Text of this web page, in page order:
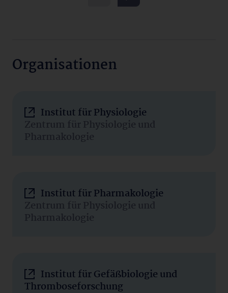
Organisationen
Institut für Physiologie
Zentrum für Physiologie und
Pharmakologie
Institut für Pharmakologie
Zentrum für Physiologie und
Pharmakologie
Institut für Gefäßbiologie und
Thromboseforschung